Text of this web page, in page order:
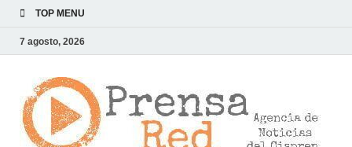
TOP MENU
7 agosto, 2026